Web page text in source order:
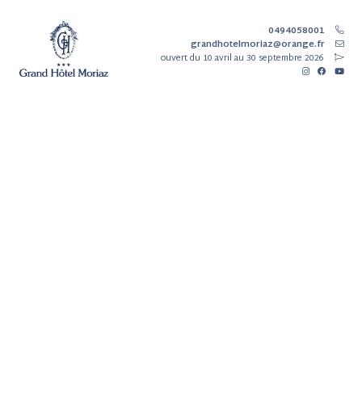
0494058001
grandhotelmoriaz@orange.fr
ouvertdu 10 avril au 30 septembre 2026